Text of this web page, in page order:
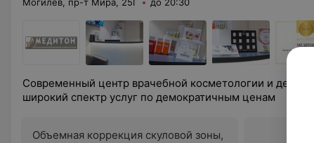
Современный центр врачебной косметологии и
широкий спектр услуг по демократичным ценам
Объемная коррекция скуловой зоны,